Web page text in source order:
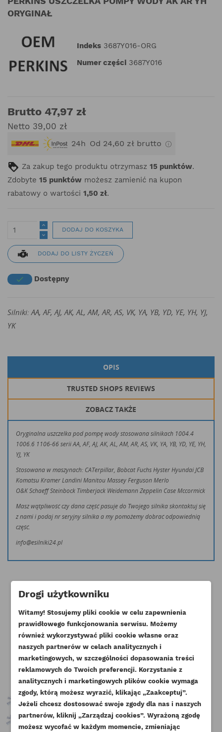
UTWÓRZ LISTĘ ŻYCZEŃ
ZALOGUJ SIĘ
ORYGINAŁ
Indeks 3687Y016-ORG
Numer części 3687Y016
Brutto 47,97 zł
Netto 39,00 zł
24h Od 24,60 zł brutto
Za zakup tego produktu otrzymasz 15 punktów.
Zdobyte 15 punktów możesz zamienić na kupon
rabatowy o wartości 1,50 zł.
DODAJ DO KOSZYKA
DODAJ DO LISTY ŻYCZEŃ
 Dostępny
Silniki: AA, AF, AJ, AK, AL, AM, AR, AS, VK, YA, YB, YD, YE, YH, YJ,
YK
OPIS
TRUSTED SHOPS REVIEWS
ZOBACZ TAKŻE
Oryginalna uszczelka pod pompę wody stosowana silnikach 1004.4
1006.6 1106-66 serii AA, AF, AJ, AK, AL, AM, AR, AS, VK, YA, YB, YD, YE, YH,
YJ, YK
Stosowana w maszynach: CATerpillar, Bobcat Fuchs Hyster Hyundai JCB
Komatsu Kramer Landini Manitou Massey Ferguson Merlo
O&K Schaeff Steinbock Timberjack Weidemann Zeppelin Case Mccormick
Masz wątpliwość czy dana część pasuje do Twojego silnika skontaktuj się
z nami i podaj nr seryjny silnika a my pomożemy dobrać odpowiednią
część.
info@esilniki24.pl
Klienci którzy zakupili ten produkt
kupili również:
Drogi użytkowniku
Witamy! Stosujemy pliki cookie w celu zapewnienia
prawidłowego funkcjonowania serwisu. Możemy
również wykorzystywać pliki cookie własne oraz
naszych partnerów w celach analitycznych i
marketingowych, w szczególności dopasowania treści
reklamowych do Twoich preferencji. Korzystanie z
analitycznych i marketingowych plików cookie wymaga
zgody, którą możesz wyrazić, klikając „Zaakceptuj”.
Jeżeli chcesz dostosować swoje zgody dla nas i naszych
partnerów, kliknij „Zarządzaj cookies”. Wyrażoną zgodę
możesz wycofać w każdym momencie, zmieniając